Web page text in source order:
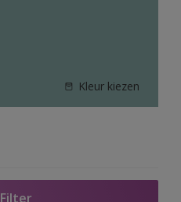
Kleur kiezen
Filter